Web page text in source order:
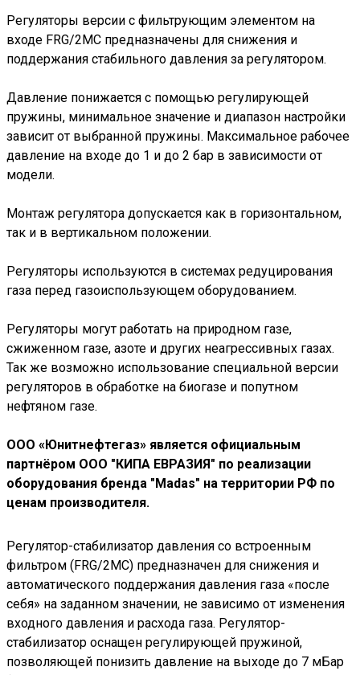
Регуляторы версии с фильтрующим элементом на
входе FRG/2MC предназначены для снижения и
поддержания стабильного давления за регулятором.
Давление понижается с помощью регулирующей
пружины, минимальное значение и диапазон настройки
зависит от выбранной пружины. Максимальное рабочее
давление на входе до 1 и до 2 бар в зависимости от
модели.
Монтаж регулятора допускается как в горизонтальном,
так и в вертикальном положении.
Регуляторы используются в системах редуцирования
газа перед газоиспользующем оборудованием.
Регуляторы могут работать на природном газе,
сжиженном газе, азоте и других неагрессивных газах.
Так же возможно использование специальной версии
регуляторов в обработке на биогазе и попутном
нефтяном газе.
ООО «Юнитнефтегаз» является официальным
партнёром ООО "КИПА ЕВРАЗИЯ" по реализации
оборудования бренда "Мadas" на территории РФ по
ценам производителя.
Регулятор-стабилизатор давления со встроенным
фильтром (FRG/2MC) предназначен для снижения и
автоматического поддержания давления газа «после
себя» на заданном значении, не зависимо от изменения
входного давления и расхода газа. Регулятор-
стабилизатор оснащен регулирующей пружиной,
позволяющей понизить давление на выходе до 7 мБар